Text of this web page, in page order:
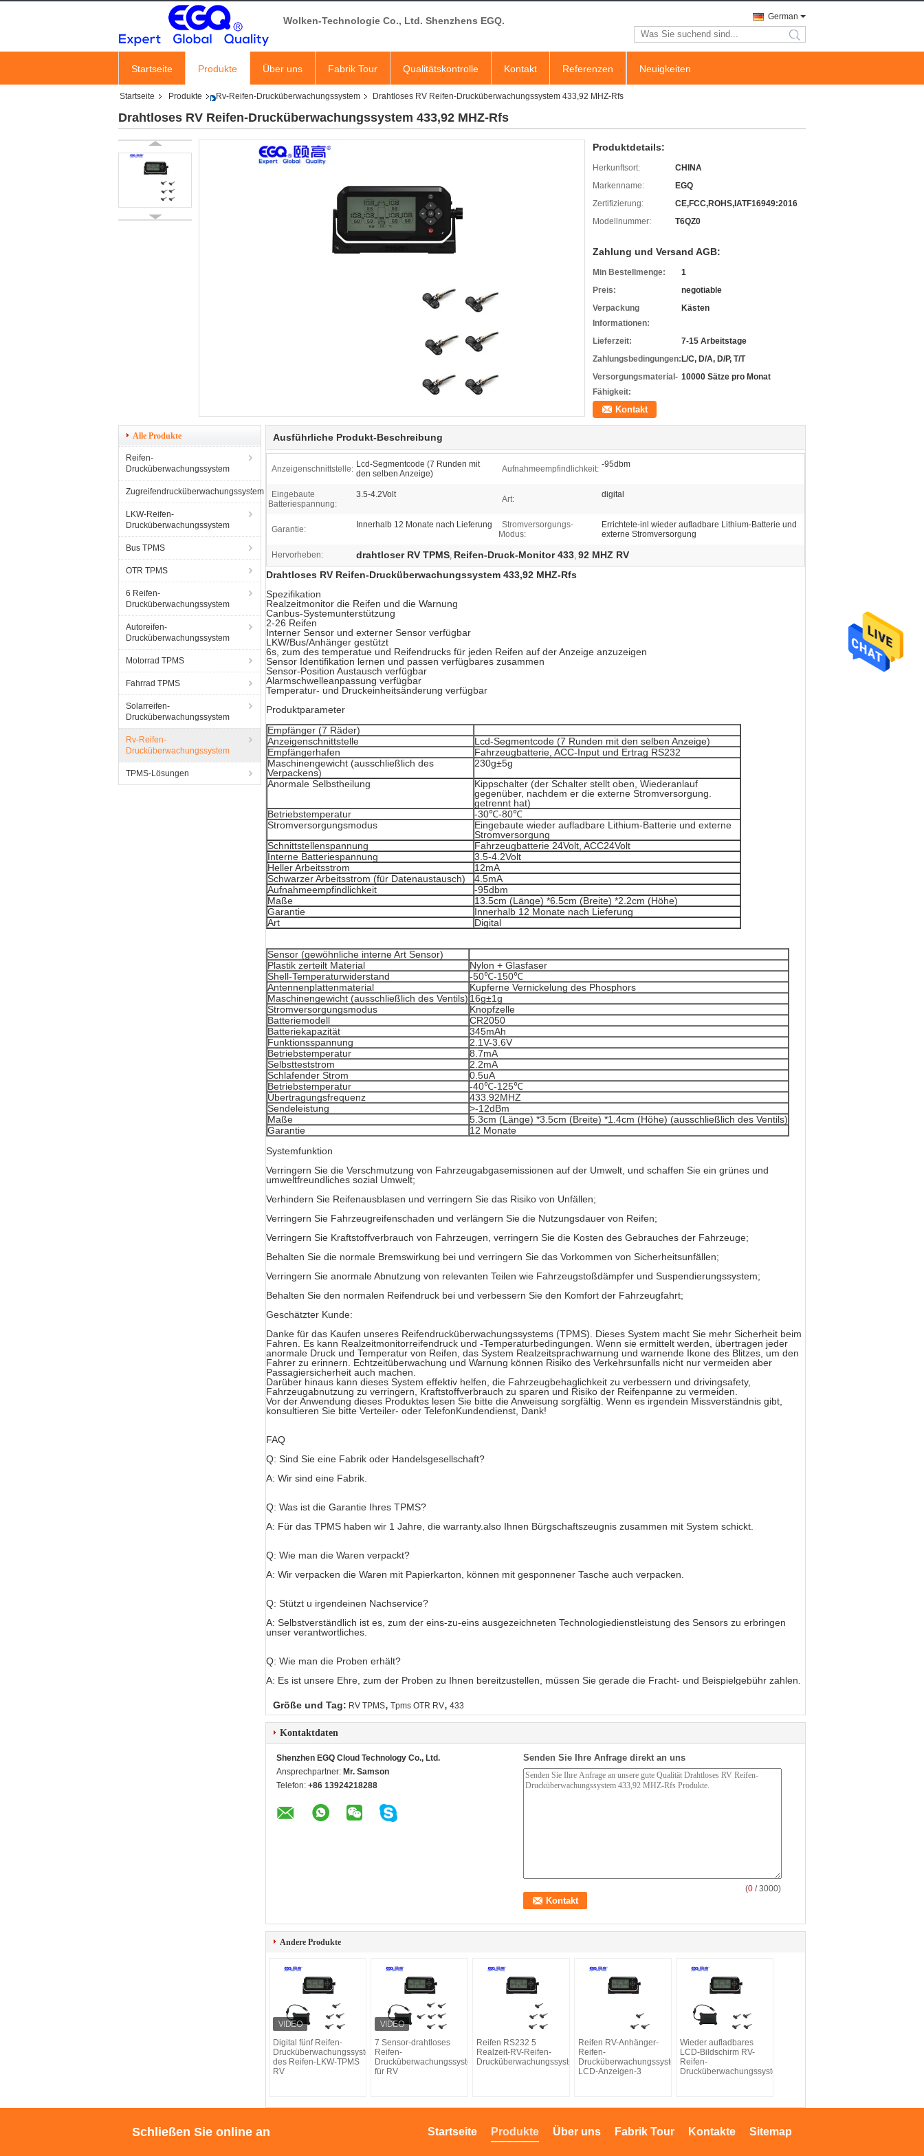
Wolken-Technologie Co., Ltd. Shenzhens EGQ. German
search
Startseite Produkte Über uns Fabrik Tour Qualitätskontrolle Kontakt Referenzen Neuigkeiten
Startseite Produkte Rv-Reifen-Drucküberwachungssystem Drahtloses RV Reifen-Drucküberwachungssystem 433,92 MHZ-Rfs
Drahtloses RV Reifen-Drucküberwachungssystem 433,92 MHZ-Rfs
Produktdetails:
Herkunftsort:
CHINA
Markenname:
EGQ
Zertifizierung:
CE,FCC,ROHS,IATF16949:2016
Modellnummer:
T6QZ0
Zahlung und Versand AGB:
Min Bestellmenge:
1
Preis:
negotiable
Verpackung
Informationen:
Kästen
Lieferzeit:
7-15 Arbeitstage
Zahlungsbedingungen: L/C, D/A, D/P, T/T
Versorgungsmaterial-
Fähigkeit:
10000 Sätze pro Monat
Kontakt
Alle Produkte
Reifen-
Drucküberwachungssystem
Zugreifendrucküberwachungssystem
LKW-Reifen-
Drucküberwachungssystem
Bus TPMS
OTR TPMS
6 Reifen-
Drucküberwachungssystem
Autoreifen-
Drucküberwachungssystem
Motorrad TPMS
Fahrrad TPMS
Solarreifen-
Drucküberwachungssystem
Rv-Reifen-
Drucküberwachungssystem
TPMS-Lösungen
Ausführliche Produkt-Beschreibung
Anzeigenschnittstelle: Lcd-Segmentcode (7 Runden mit
den selben Anzeige)
Aufnahmeempfindlichkeit: -95dbm
Eingebaute
Batteriespannung:
3.5-4.2Volt Art: digital
Garantie: Innerhalb 12 Monate nach Lieferung
Stromversorgungs-
Modus:
Errichtete-inl wieder aufladbare Lithium-Batterie und
externe Stromversorgung
Hervorheben: drahtloser RV TPMS, Reifen-Druck-Monitor 433, 92 MHZ RV
Drahtloses RV Reifen-Drucküberwachungssystem 433,92 MHZ-Rfs
Spezifikation
Realzeitmonitor die Reifen und die Warnung
Canbus-Systemunterstützung
2-26 Reifen
Interner Sensor und externer Sensor verfügbar
LKW/Bus/Anhänger gestützt
6s, zum des temperatue und Reifendrucks für jeden Reifen auf der Anzeige anzuzeigen
Sensor Identifikation lernen und passen verfügbares zusammen
Sensor-Position Austausch verfügbar
Alarmschwelleanpassung verfügbar
Temperatur- und Druckeinheitsänderung verfügbar
Produktparameter
Empfänger (7 Räder)
Anzeigenschnittstelle
Lcd-Segmentcode (7 Runden mit den selben Anzeige)
Empfängerhafen
Fahrzeugbatterie, ACC-Input und Ertrag RS232
Maschinengewicht (ausschließlich des
Verpackens)
230g±5g
Anormale Selbstheilung
Kippschalter (der Schalter stellt oben, Wiederanlauf
gegenüber, nachdem er die externe Stromversorgung.
getrennt hat)
Betriebstemperatur
-30℃-80℃
Stromversorgungsmodus
Eingebaute wieder aufladbare Lithium-Batterie und externe
Stromversorgung
Schnittstellenspannung
Fahrzeugbatterie 24Volt, ACC24Volt
Interne Batteriespannung
3.5-4.2Volt
Heller Arbeitsstrom
12mA
Schwarzer Arbeitsstrom (für Datenaustausch)
4.5mA
Aufnahmeempfindlichkeit
-95dbm
Maße
13.5cm (Länge) *6.5cm (Breite) *2.2cm (Höhe)
Garantie
Innerhalb 12 Monate nach Lieferung
Art
Digital
Sensor (gewöhnliche interne Art Sensor)
Plastik zerteilt Material
Nylon + Glasfaser
Shell-Temperaturwiderstand
-50℃-150℃
Antennenplattenmaterial
Kupferne Vernickelung des Phosphors
Maschinengewicht (ausschließlich des Ventils) 16g±1g
Stromversorgungsmodus
Knopfzelle
Batteriemodell
CR2050
Batteriekapazität
345mAh
Funktionsspannung
2.1V-3.6V
Betriebstemperatur
8.7mA
Selbstteststrom
2.2mA
Schlafender Strom
0.5uA
Betriebstemperatur
-40℃-125℃
Übertragungsfrequenz
433.92MHZ
Sendeleistung
>-12dBm
Maße
5.3cm (Länge) *3.5cm (Breite) *1.4cm (Höhe) (ausschließlich des Ventils)
Garantie
12 Monate
Systemfunktion
Verringern Sie die Verschmutzung von Fahrzeugabgasemissionen auf der Umwelt, und schaffen Sie ein grünes und
umweltfreundliches sozial Umwelt;
Verhindern Sie Reifenausblasen und verringern Sie das Risiko von Unfällen;
Verringern Sie Fahrzeugreifenschaden und verlängern Sie die Nutzungsdauer von Reifen;
Verringern Sie Kraftstoffverbrauch von Fahrzeugen, verringern Sie die Kosten des Gebrauches der Fahrzeuge;
Behalten Sie die normale Bremswirkung bei und verringern Sie das Vorkommen von Sicherheitsunfällen;
Verringern Sie anormale Abnutzung von relevanten Teilen wie Fahrzeugstoßdämpfer und Suspendierungssystem;
Behalten Sie den normalen Reifendruck bei und verbessern Sie den Komfort der Fahrzeugfahrt;
Geschätzter Kunde:
Danke für das Kaufen unseres Reifendrucküberwachungssystems (TPMS). Dieses System macht Sie mehr Sicherheit beim
Fahren. Es kann Realzeitmonitorreifendruck und -Temperaturbedingungen. Wenn sie ermittelt werden, übertragen jeder
anormale Druck und Temperatur von Reifen, das System Realzeitsprachwarnung und warnende Ikone des Blitzes, um den
Fahrer zu erinnern. Echtzeitüberwachung und Warnung können Risiko des Verkehrsunfalls nicht nur vermeiden aber
Passagiersicherheit auch machen.
Darüber hinaus kann dieses System effektiv helfen, die Fahrzeugbehaglichkeit zu verbessern und drivingsafety,
Fahrzeugabnutzung zu verringern, Kraftstoffverbrauch zu sparen und Risiko der Reifenpanne zu vermeiden.
Vor der Anwendung dieses Produktes lesen Sie bitte die Anweisung sorgfältig. Wenn es irgendein Missverständnis gibt,
konsultieren Sie bitte Verteiler- oder TelefonKundendienst, Dank!
FAQ
Q: Sind Sie eine Fabrik oder Handelsgesellschaft?
A: Wir sind eine Fabrik.
Q: Was ist die Garantie Ihres TPMS?
A: Für das TPMS haben wir 1 Jahre, die warranty.also Ihnen Bürgschaftszeugnis zusammen mit System schickt.
Q: Wie man die Waren verpackt?
A: Wir verpacken die Waren mit Papierkarton, können mit gesponnener Tasche auch verpacken.
Q: Stützt u irgendeinen Nachservice?
A: Selbstverständlich ist es, zum der eins-zu-eins ausgezeichneten Technologiedienstleistung des Sensors zu erbringen
unser verantwortliches.
Q: Wie man die Proben erhält?
A: Es ist unsere Ehre, zum der Proben zu Ihnen bereitzustellen, müssen Sie gerade die Fracht- und Beispielgebühr zahlen.
Größe und Tag: RV TPMS, Tpms OTR RV, 433
Kontaktdaten
Shenzhen EGQ Cloud Technology Co., Ltd.
Ansprechpartner: Mr. Samson
Telefon: +86 13924218288
Senden Sie Ihre Anfrage direkt an uns
(0 / 3000)
Andere Produkte
Digital fünf Reifen-
Drucküberwachungssystem
des Reifen-LKW-TPMS
RV
7 Sensor-drahtloses
Reifen-
Drucküberwachungssystem
für RV
Reifen RS232 5
Realzeit-RV-Reifen-
Drucküberwachungssystem
Reifen RV-Anhänger-
Reifen-
Drucküberwachungssystem
LCD-Anzeigen-3
Wieder aufladbares
LCD-Bildschirm RV-
Reifen-
Drucküberwachungssystem
Schließen Sie online an Sitemap
Kontakte
Fabrik Tour
Über uns
Produkte
Startseite